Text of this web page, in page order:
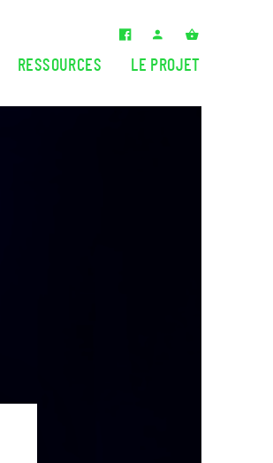
RESSOURCES LE PROJET